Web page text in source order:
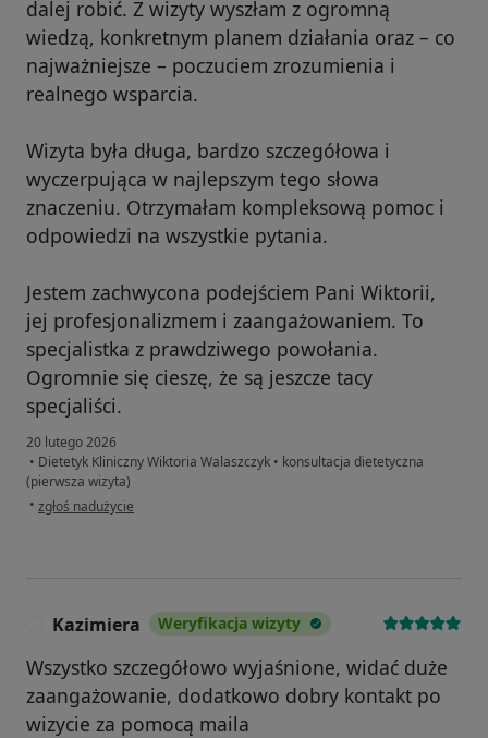
dalej robić. Z wizyty wyszłam z ogromną
wiedzą, konkretnym planem działania oraz – co
najważniejsze – poczuciem zrozumienia i
realnego wsparcia.
Wizyta była długa, bardzo szczegółowa i
wyczerpująca w najlepszym tego słowa
znaczeniu. Otrzymałam kompleksową pomoc i
odpowiedzi na wszystkie pytania.
Jestem zachwycona podejściem Pani Wiktorii,
jej profesjonalizmem i zaangażowaniem. To
specjalistka z prawdziwego powołania.
Ogromnie się cieszę, że są jeszcze tacy
specjaliści.
20 lutego 2026
• Dietetyk Kliniczny Wiktoria Walaszczyk • konsultacja dietetyczna
(pierwsza wizyta)
• w opinii użytkownika Jagoda
zgłoś nadużycie
Kazimiera Weryfikacja wizyty
Wszystko szczegółowo wyjaśnione, widać duże
zaangażowanie, dodatkowo dobry kontakt po
wizycie za pomocą maila